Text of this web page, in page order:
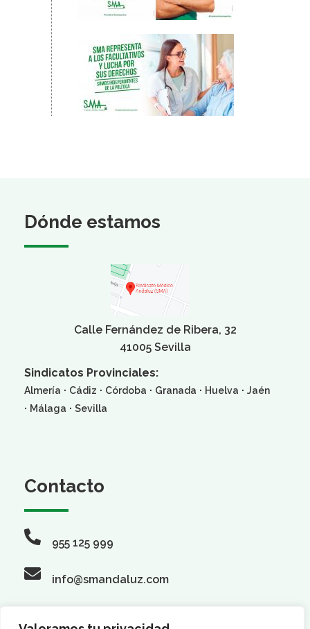
Dónde estamos
Calle Fernández de Ribera, 32
41005 Sevilla
Sindicatos Provinciales:
Almería · Cádiz · Córdoba · Granada · Huelva · Jaén
· Málaga · Sevilla
Contacto
955 125 999
info@smandaluz.com